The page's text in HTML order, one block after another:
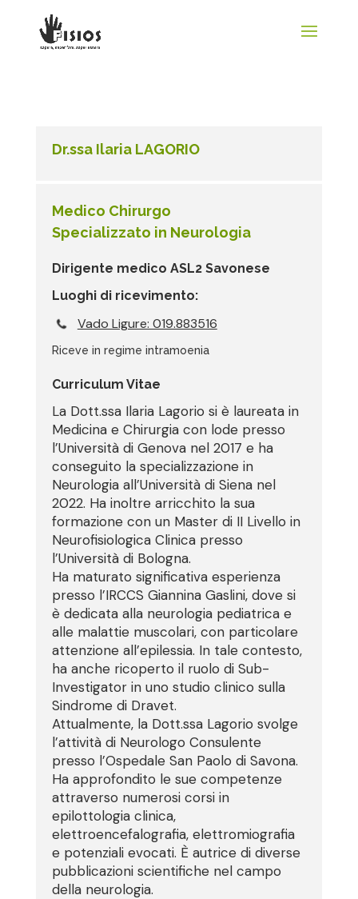
Dr.ssa Ilaria LAGORIO
Medico Chirurgo
Specializzato in Neurologia
Dirigente medico ASL2 Savonese
Luoghi di ricevimento:
Vado Ligure: 019.883516
Riceve in regime intramoenia
Curriculum Vitae
La Dott.ssa Ilaria Lagorio si è laureata in
Medicina e Chirurgia con lode presso
l’Università di Genova nel 2017 e ha
conseguito la specializzazione in
Neurologia all’Università di Siena nel
2022. Ha inoltre arricchito la sua
formazione con un Master di II Livello in
Neurofisiologica Clinica presso
l’Università di Bologna.
Ha maturato significativa esperienza
presso l’IRCCS Giannina Gaslini, dove si
è dedicata alla neurologia pediatrica e
alle malattie muscolari, con particolare
attenzione all’epilessia. In tale contesto,
ha anche ricoperto il ruolo di Sub-
Investigator in uno studio clinico sulla
Sindrome di Dravet.
Attualmente, la Dott.ssa Lagorio svolge
l’attività di Neurologo Consulente
presso l’Ospedale San Paolo di Savona.
Ha approfondito le sue competenze
attraverso numerosi corsi in
epilottologia clinica,
elettroencefalografia, elettromiografia
e potenziali evocati. È autrice di diverse
pubblicazioni scientifiche nel campo
della neurologia.